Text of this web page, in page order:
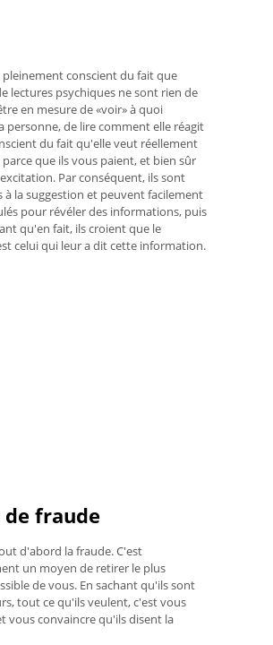
pleinement conscient du fait que
lectures psychiques ne sont rien de
en mesure de «voir» à quoi
personne, de lire comment elle réagit
du fait qu'elle veut réellement
que ils vous paient, et bien sûr
Par conséquent, ils sont
à la suggestion et peuvent facilement
pour révéler des informations, puis
qu'en fait, ils croient que le
celui qui leur a dit cette information.
de fraude
d'abord la fraude. C'est
un moyen de retirer le plus
de vous. En sachant qu'ils sont
tout ce qu'ils veulent, c'est vous
vous convaincre qu'ils disent la